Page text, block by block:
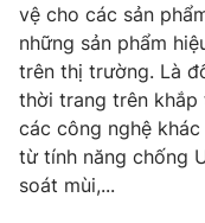
Liên hệ tòa soạn
THỜI BÁO VTV
vệ cho các sản
những sản phẩm
trên thị trường. Là
thời trang trên khắp
các công nghệ
từ tính năng chống
soát mùi,...